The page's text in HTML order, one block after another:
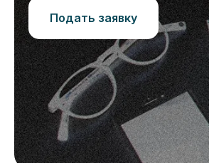
Подать заявку